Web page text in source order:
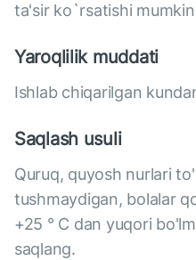
ta'sir ko`rsatishi
Yaroqlilik muddati
Ishlab chiqarilgan
Saqlash usuli
Quruq, quyosh nurlari
tushmaydigan, bolalar
+25 ° C dan yuqori
saqlang.